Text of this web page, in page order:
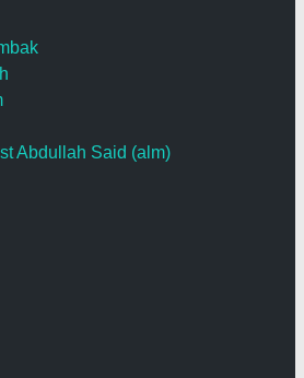
Abdullah Said (alm)